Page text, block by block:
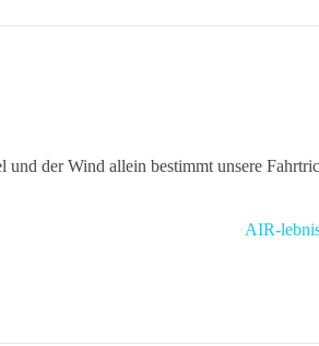
und der Wind allein bestimmt unsere
AIR-